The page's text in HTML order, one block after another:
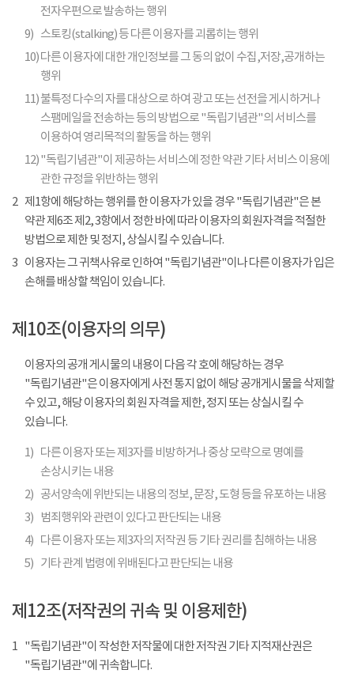
전자우편으로 발송하는 행위
9) 스토킹(stalking) 등 다른 이용자를 괴롭히는 행위
10)다른 이용자에 대한 개인정보를 그 동의 없이 수집,저장,공개하는
행위
11)불특정 다수의 자를 대상으로 하여 광고 또는 선전을 게시하거나
스팸메일을 전송하는 등의 방법으로 "독립기념관"의 서비스를
이용하여 영리목적의 활동을 하는 행위
12)"독립기념관"이 제공하는 서비스에 정한 약관 기타 서비스 이용에
관한 규정을 위반하는 행위
2 제1항에 해당하는 행위를 한 이용자가 있을 경우 "독립기념관"은 본
약관 제6조 제2, 3항에서 정한 바에 따라 이용자의 회원자격을 적절한
방법으로 제한 및 정지, 상실시킬 수 있습니다.
3 이용자는 그 귀책사유로 인하여 "독립기념관"이나 다른 이용자가 입은
손해를 배상할 책임이 있습니다.
제10조(이용자의 의무)
이용자의 공개 게시물의 내용이 다음 각 호에 해당하는 경우
"독립기념관"은 이용자에게 사전 통지 없이 해당 공개게시물을 삭제할
수 있고, 해당 이용자의 회원 자격을 제한, 정지 또는 상실시킬 수
있습니다.
1) 다른 이용자 또는 제3자를 비방하거나 중상 모략으로 명예를
손상시키는 내용
2) 공서양속에 위반되는 내용의 정보, 문장, 도형 등을 유포하는 내용
3)
범죄행위와 관련이 있다고 판단되는 내용
4) 다른 이용자 또는 제3자의 저작권 등 기타 권리를 침해하는 내용
5) 기타 관계 법령에 위배된다고 판단되는 내용
제12조(저작권의 귀속 및 이용제한)
1 "독립기념관"이 작성한 저작물에 대한 저작권 기타 지적재산권은
"독립기념관"에 귀속합니다.